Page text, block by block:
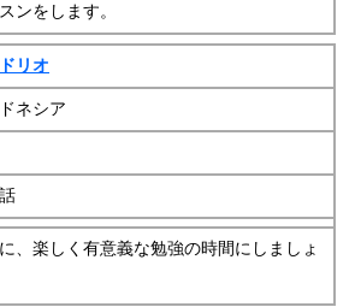
ンをします。
リオ
ネシア
、楽しく有意義な勉強の時間にしましょ